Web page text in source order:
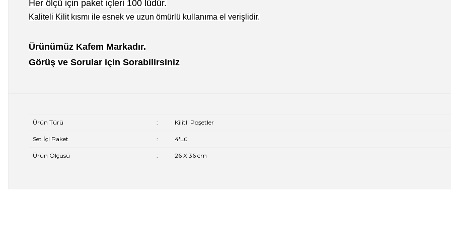
Her ölçü için paket içleri 100 lüdür.
Kaliteli Kilit kısmı ile esnek ve uzun ömürlü kullanıma el verişlidir.
Ürünümüz Kafem Markadır.
Görüş ve Sorular için Sorabilirsiniz
Ürün Türü : Kilitli Poşetler
Set İçi Paket : 4'Lü
Ürün Ölçüsü : 26 X 36 cm